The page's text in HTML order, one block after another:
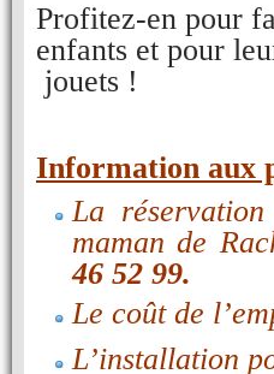
Profitez-en pour
enfants et pour
jouets !
Information aux
La
maman de
46 52 99.
Le coût de
L’installation